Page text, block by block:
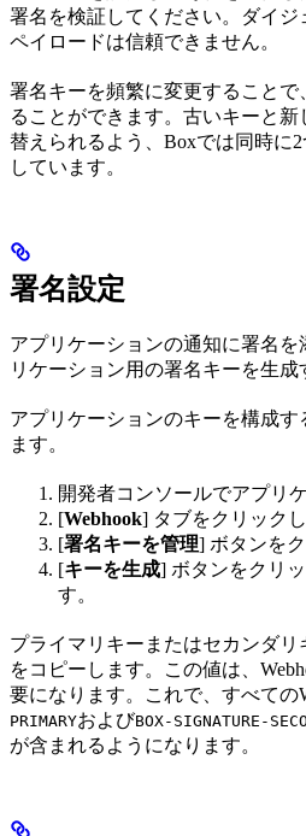
署名を検証してください。ダイジ
ペイロードは信頼できません。
署名キーを頻繁に変更すること
ることができます。古いキーと新
替えられるよう、Boxでは同時に
しています。
署名設定
アプリケーションの通知に署名
リケーション用の署名キーを生成
アプリケーションのキーを構成
ます。
開発者コンソールでアプリ
[Webhook] タブをクリックし
[署名キーを管理] ボタンを
[キーを生成] ボタンをクリ
す。
プライマリキーまたはセカンダ
をコピーします。この値は、
要になります。これで、すべての
PRIMARYおよびBOX-SIGNATURE-
が含まれるようになります。